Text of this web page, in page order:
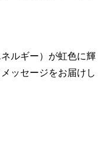
ルギー）が虹色に輝
ッセージをお届けし